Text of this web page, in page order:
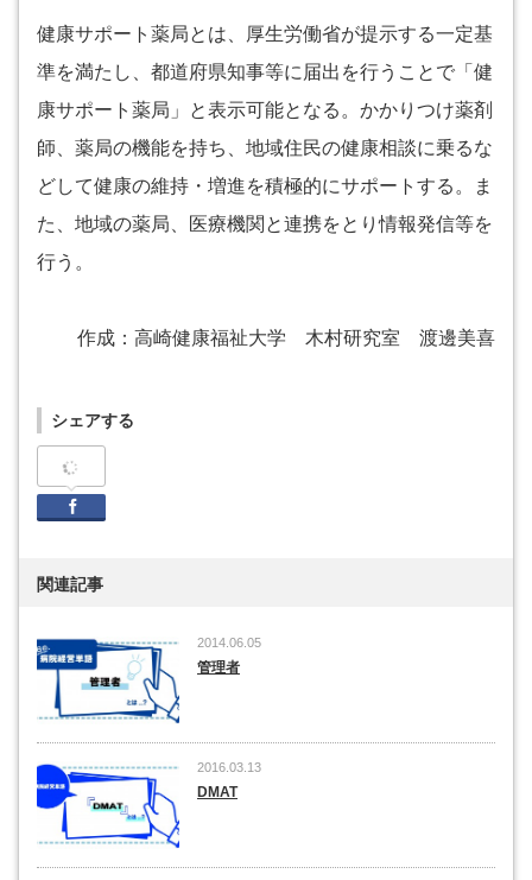
健康サポート薬局とは、厚生労働省が提示する一定基
準を満たし、都道府県知事等に届出を行うことで「健
康サポート薬局」と表示可能となる。かかりつけ薬剤
師、薬局の機能を持ち、地域住民の健康相談に乗るな
どして健康の維持・増進を積極的にサポートする。ま
た、地域の薬局、医療機関と連携をとり情報発信等を
行う。
作成：高崎健康福祉大学 木村研究室 渡邊美喜
シェアする
関連記事
2014.06.05
管理者
2016.03.13
DMAT